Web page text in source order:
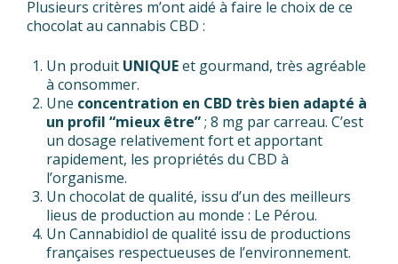
Plusieurs critères m’ont aidé à faire le choix de ce
chocolat au cannabis CBD :
Un produit UNIQUEet gourmand, très agréable
à consommer.
Une concentration en CBD très bien adapté à
un profil “mieux être”; 8 mg par carreau. C’est
un dosage relativement fort et apportant
rapidement, les propriétés du CBD à
l’organisme.
Un chocolat de qualité, issu d’un des meilleurs
lieus de production au monde : Le Pérou.
Un Cannabidiol de qualité issu de productions
françaises respectueuses de l’environnement.